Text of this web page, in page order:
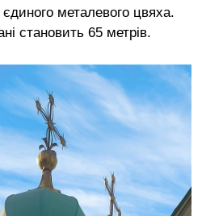
металевого цвяха.
становить 65 метрів.